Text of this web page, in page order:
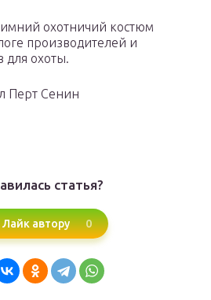
охотничий костюм
производителей и
для охоты.
Перт Сенин
статья?
Лайк автору 0